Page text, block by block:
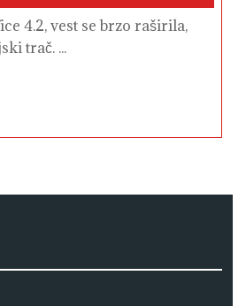
4.2, vest se brzo raširila,
trač. ...